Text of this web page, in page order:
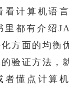
看计算机语
里都有介绍
方面的均衡
验证方法，
者懂点计算